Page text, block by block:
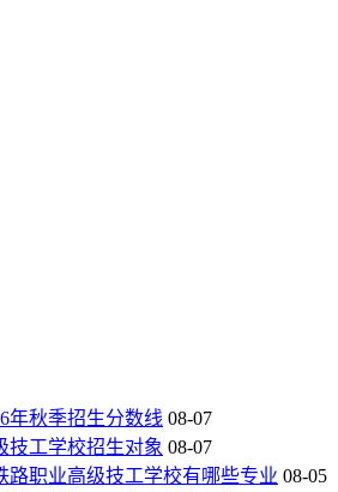
年秋季招生分数线 08-07
技工学校招生对象 08-07
路职业高级技工学校有哪些专业 08-05